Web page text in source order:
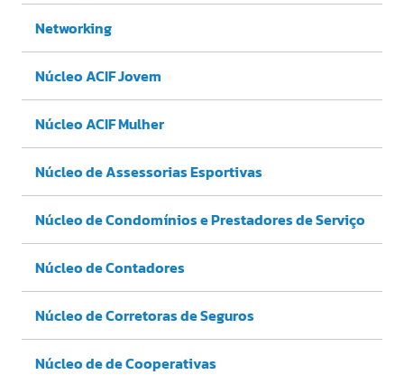
Networking
Núcleo ACIF Jovem
Núcleo ACIF Mulher
Núcleo de Assessorias Esportivas
Núcleo de Condomínios e Prestadores de Serviço
Núcleo de Contadores
Núcleo de Corretoras de Seguros
Núcleo de de Cooperativas